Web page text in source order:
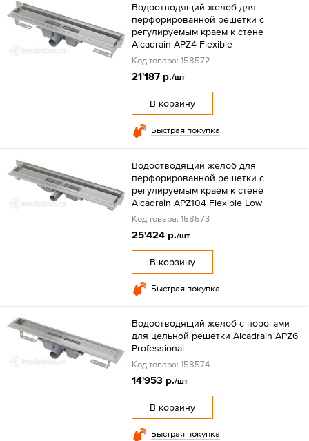
Водоотводящий желоб для
перфорированной решетки с
регулируемым краем к стене
Alcadrain APZ4 Flexible
Код товара: 158572
21'187 р./шт
В корзину
Быстрая покупка
Водоотводящий желоб для
перфорированной решетки с
регулируемым краем к стене
Alcadrain APZ104 Flexible Low
Код товара: 158573
25'424 р./шт
В корзину
Быстрая покупка
Водоотводящий желоб с порогами
для цельной решетки Alcadrain APZ6
Professional
Код товара: 158574
14'953 р./шт
В корзину
Быстрая покупка